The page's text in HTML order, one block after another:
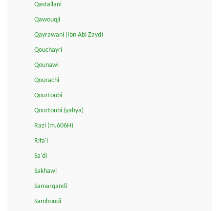
Qastallani
Qawouqji
Qayrawani (Ibn Abi Zayd)
Qouchayri
Qounawi
Qourachi
Qourtoubi
Qourtoubi (yahya)
Razi (m.606H)
Rifa'i
Sa'di
Sakhawi
Samarqandi
Samhoudi